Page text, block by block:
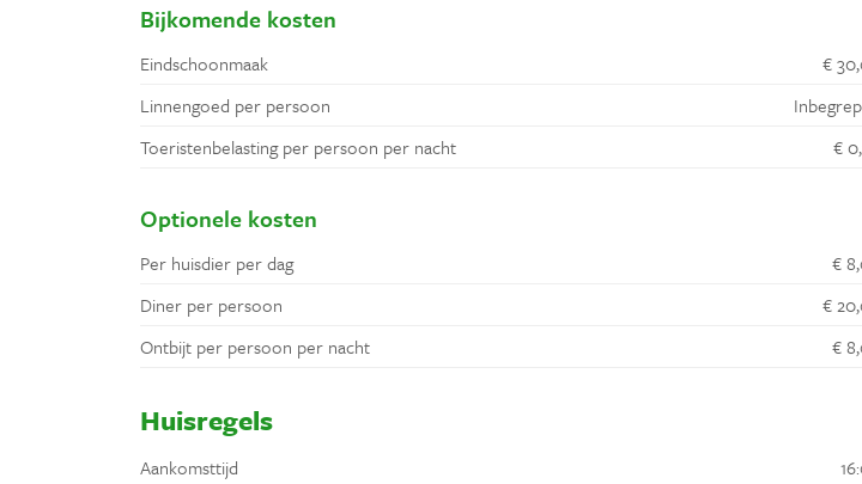
Bijkomende kosten
Eindschoonmaak
€
Linnengoed per persoon
Toeristenbelasting per persoon per nacht
€
Optionele kosten
Per huisdier per dag
€
Diner per persoon
€
Ontbijt per persoon per nacht
€
Huisregels
Aankomsttijd